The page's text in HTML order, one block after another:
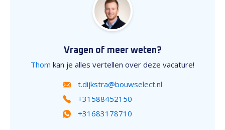
Vragen of meer weten?
Thom kan je alles vertellen over deze vacature!
t.dijkstra@bouwselect.nl
+31588452150
+31683178710